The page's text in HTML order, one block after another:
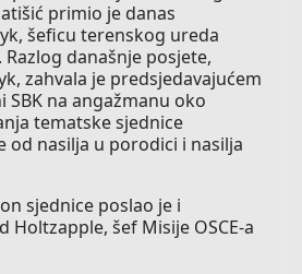
primio je danas
šeficu terenskog ureda
Razlog današnje posjete,
zahvala je predsjedavajućem
SBK na angažmanu oko
tematske sjednice
od nasilja u porodici i nasilja
sjednice poslao je i
Holtzapple, šef Misije OSCE-a